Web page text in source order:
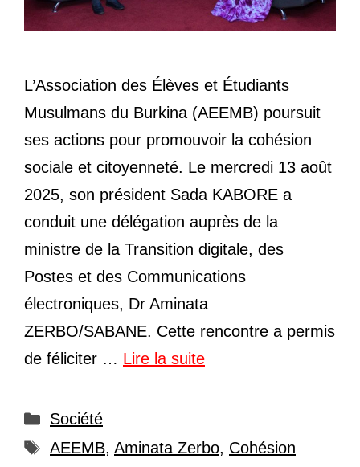
L’Association des Élèves et Étudiants
Musulmans du Burkina (AEEMB) poursuit
ses actions pour promouvoir la cohésion
sociale et citoyenneté. Le mercredi 13 août
2025, son président Sada KABORE a
conduit une délégation auprès de la
ministre de la Transition digitale, des
Postes et des Communications
électroniques, Dr Aminata
ZERBO/SABANE. Cette rencontre a permis
de féliciter … Lire la suite
Catégories
Société
Étiquettes
AEEMB, Aminata Zerbo, Cohésion